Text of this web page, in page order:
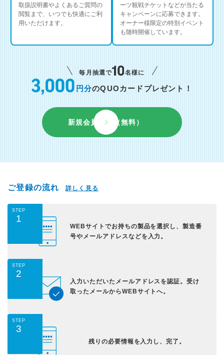
取扱説明書やよくあるご質問の
閲覧まで、いつでも快適にご利
用いただけます。
ーツ観戦チケットなどが当たる
キャンペーンに応募できます。
オーナー様限定の特別イベント
も随時開催しています。
毎月抽選で 名様に
円分のQUOカードプレゼント！
新規会員登録（無料）
ご登録の流れ 詳しく見る
STEP
1
WEBサイトでお持ちの製品を選択し、製造番
号やメールアドレスなどを入力。
STEP
2
入力いただいた メールアドレスを認証。受け
取ったメールからWEBサイトへ。
STEP
3
残りの必要情報を入力し、完了。